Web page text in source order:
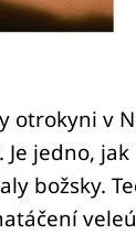
otrokyni v
jedno,
božsky.